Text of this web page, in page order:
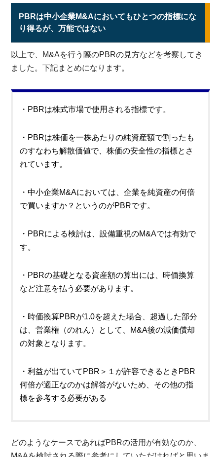
PBRは中小企業M&Aにおいてもひとつの指標にな
り得るが、万能ではない
以上で、M&Aを行う際のPBRの見方などを考察してき
ました。下記まとめになります。
・PBRは株式市場で使用される指標です。
・PBRは株価を一株あたりの純資産額で割ったも
のすなわち解散価値で、株価の安全性の指標とさ
れています。
・中小企業M&Aにおいては、企業を純資産の何倍
で買いますか？というのがPBRです。
・PBRによる検討は、設備重視のM&Aでは有効で
す。
・PBRの基礎となる資産額の算出には、時価換算
など注意を払う必要があります。
・時価換算PBRが1.0を超えた場合、超過した部分
は、営業権（のれん）として、M&A後の減価償却
の対象となります。
・利益が出ていてPBR＞１が許容できるときPBR
何倍が適正なのかは解答がないため、その他の指
標を参考する必要がある
どのようなケースであればPBRの活用が有効なのか、